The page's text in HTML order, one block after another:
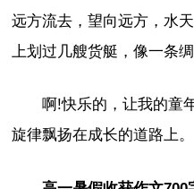
远方流去，望向远方，水
上划过几艘货艇，像一条
啊!快乐的，让我的童
旋律飘扬在成长的道路上。